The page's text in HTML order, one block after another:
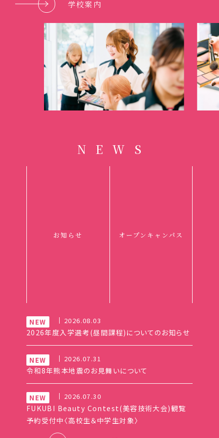
学校案内
N E W S
お知らせ オープンキャンパス
2026.08.03
2026年度入学選考(昼間課程)についてのお知らせ
2026.07.31
令和8年熊本地震のお見舞いについて
2026.07.30
FUKUBI Beauty Contest(美容技術大会)観覧
予約受付中〈高校生＆中学生対象〉